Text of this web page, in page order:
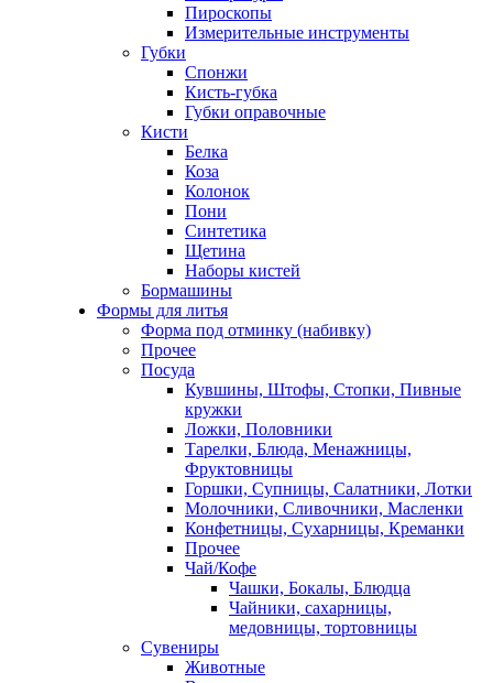
Пироскопы
Измерительные инструменты
Губки
Спонжи
Кисть-губка
Губки оправочные
Кисти
Белка
Коза
Колонок
Пони
Синтетика
Щетина
Наборы кистей
Бормашины
Формы для литья
Форма под отминку (набивку)
Прочее
Посуда
Кувшины, Штофы, Стопки, Пивные
кружки
Ложки, Половники
Тарелки, Блюда, Менажницы,
Фруктовницы
Горшки, Супницы, Салатники, Лотки
Молочники, Сливочники, Масленки
Конфетницы, Сухарницы, Креманки
Прочее
Чай/Кофе
Чашки, Бокалы, Блюдца
Чайники, сахарницы,
медовницы, тортовницы
Сувениры
Животные